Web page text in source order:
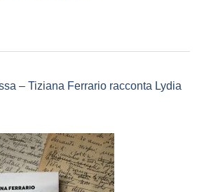
– Tiziana Ferrario racconta Lydia